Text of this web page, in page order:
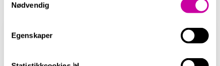
Nødvendig
Egenskaper